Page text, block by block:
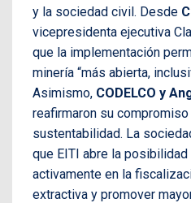
y la sociedad civil. Desde
vicepresidenta ejecutiva
que la implementación
minería “más abierta,
Asimismo, CODELCO y
reafirmaron su
sustentabilidad. La
que EITI abre la
activamente en la
extractiva y promover